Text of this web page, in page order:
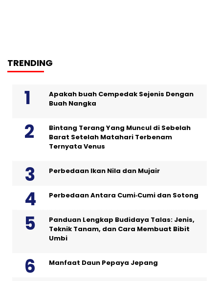
TRENDING
Apakah buah Cempedak Sejenis Dengan
Buah Nangka
Bintang Terang Yang Muncul di Sebelah
Barat Setelah Matahari Terbenam
Ternyata Venus
Perbedaan Ikan Nila dan Mujair
Perbedaan Antara Cumi‑Cumi dan Sotong
Panduan Lengkap Budidaya Talas: Jenis,
Teknik Tanam, dan Cara Membuat Bibit
Umbi
Manfaat Daun Pepaya Jepang